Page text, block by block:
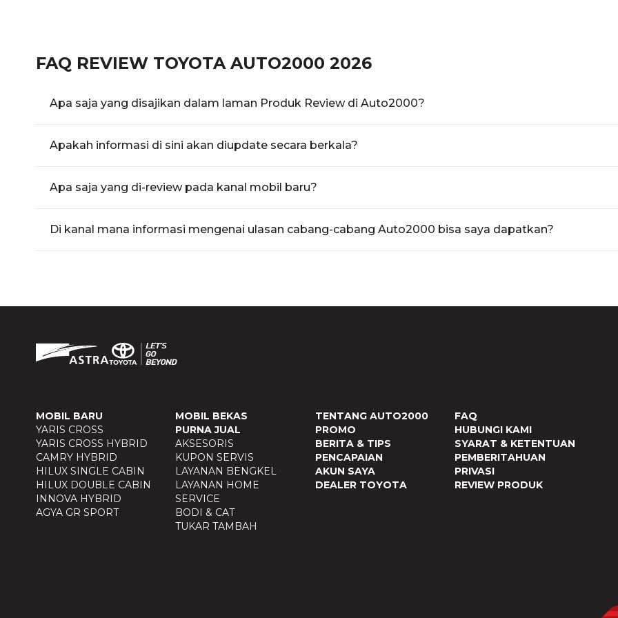
FAQ REVIEW TOYOTA AUTO2000 2026
Apa saja yang disajikan dalam laman Produk Review di Auto2000?
Apakah informasi di sini akan diupdate secara berkala?
Apa saja yang di-review pada kanal mobil baru?
Di kanal mana informasi mengenai ulasan cabang-cabang Auto2000 bisa saya dapatkan?
MOBIL BARU
YARIS CROSS
YARIS CROSS HYBRID
CAMRY HYBRID
HILUX SINGLE CABIN
HILUX DOUBLE CABIN
INNOVA HYBRID
AGYA GR SPORT
MOBIL BEKAS
PURNA JUAL
AKSESORIS
KUPON SERVIS
LAYANAN BENGKEL
LAYANAN HOME
SERVICE
BODI & CAT
TUKAR TAMBAH
TENTANG AUTO2000
PROMO
BERITA & TIPS
PENCAPAIAN
AKUN SAYA
DEALER TOYOTA
FAQ
HUBUNGI KAMI
SYARAT & KETENTUAN
PEMBERITAHUAN
PRIVASI
REVIEW PRODUK